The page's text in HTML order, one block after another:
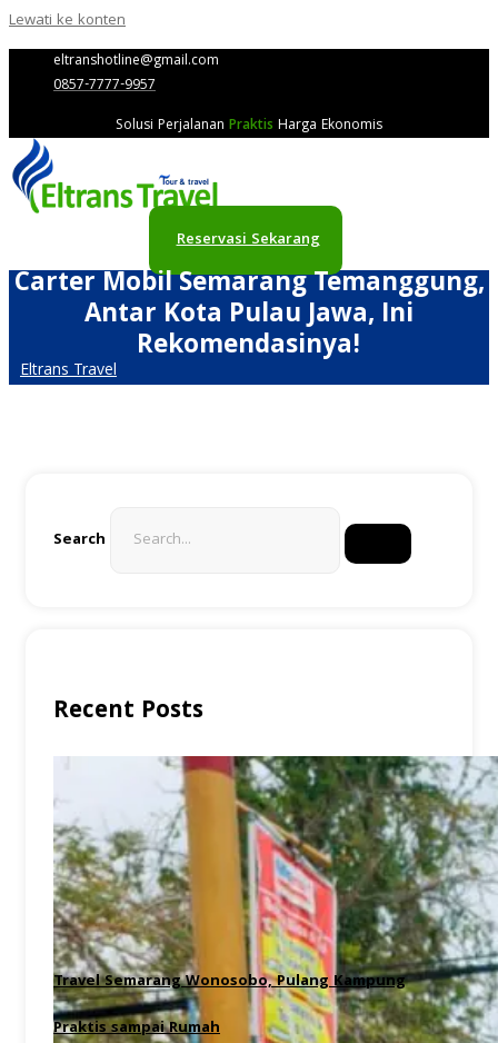
Lewati ke konten
eltranshotline@gmail.com
0857-7777-9957
Solusi Perjalanan Praktis Harga Ekonomis
Reservasi Sekarang
Carter Mobil Semarang Temanggung,
Antar Kota Pulau Jawa, Ini
Rekomendasinya!
Eltrans Travel
Search
Recent Posts
Travel Semarang Wonosobo, Pulang Kampung
Praktis sampai Rumah